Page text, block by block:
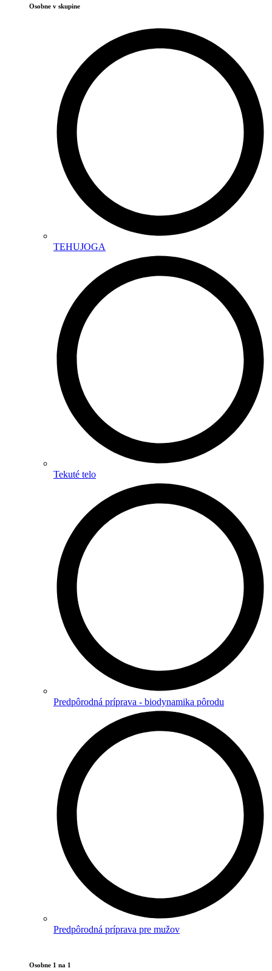
Osobne v skupine
TEHUJOGA
Tekuté telo
Predpôrodná príprava - biodynamika pôrodu
Predpôrodná príprava pre mužov
Osobne 1 na 1